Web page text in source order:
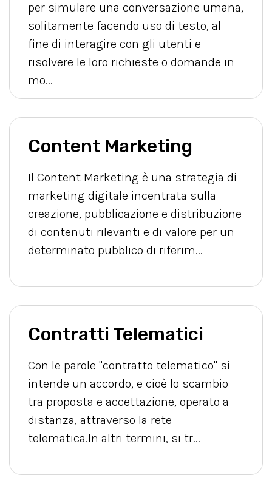
per simulare una conversazione umana,
solitamente facendo uso di testo, al
fine di interagire con gli utenti e
risolvere le loro richieste o domande in
mo...
Content Marketing
Il Content Marketing è una strategia di
marketing digitale incentrata sulla
creazione, pubblicazione e distribuzione
di contenuti rilevanti e di valore per un
determinato pubblico di riferim...
Contratti Telematici
Con le parole "contratto telematico" si
intende un accordo, e cioè lo scambio
tra proposta e accettazione, operato a
distanza, attraverso la rete
telematica.In altri termini, si tr...